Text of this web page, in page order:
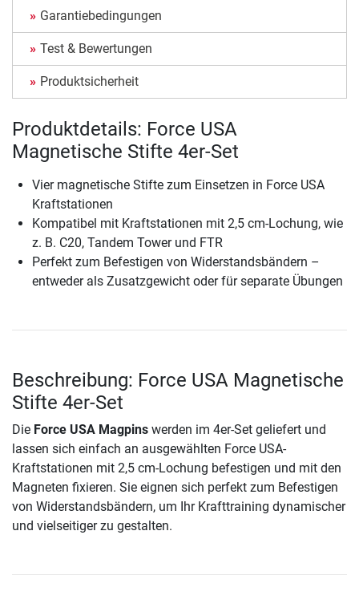
Garantiebedingungen
Test & Bewertungen
Produktsicherheit
Produktdetails: Force USA
Magnetische Stifte 4er-Set
Vier magnetische Stifte zum Einsetzen in Force USA
Kraftstationen
Kompatibel mit Kraftstationen mit 2,5 cm-Lochung, wie
z. B. C20, Tandem Tower und FTR
Perfekt zum Befestigen von Widerstandsbändern –
entweder als Zusatzgewicht oder für separate Übungen
Beschreibung: Force USA Magnetische
Stifte 4er-Set
Die Force USA Magpins werden im 4er-Set geliefert und
lassen sich einfach an ausgewählten Force USA-
Kraftstationen mit 2,5 cm-Lochung befestigen und mit den
Magneten fixieren. Sie eignen sich perfekt zum Befestigen
von Widerstandsbändern, um Ihr Krafttraining dynamischer
und vielseitiger zu gestalten.